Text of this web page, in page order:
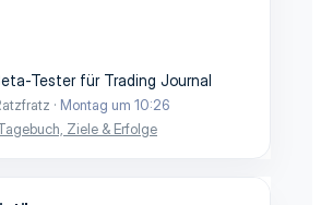
Tester für Trading Journal
Montag um 10:26
Ziele & Erfolge